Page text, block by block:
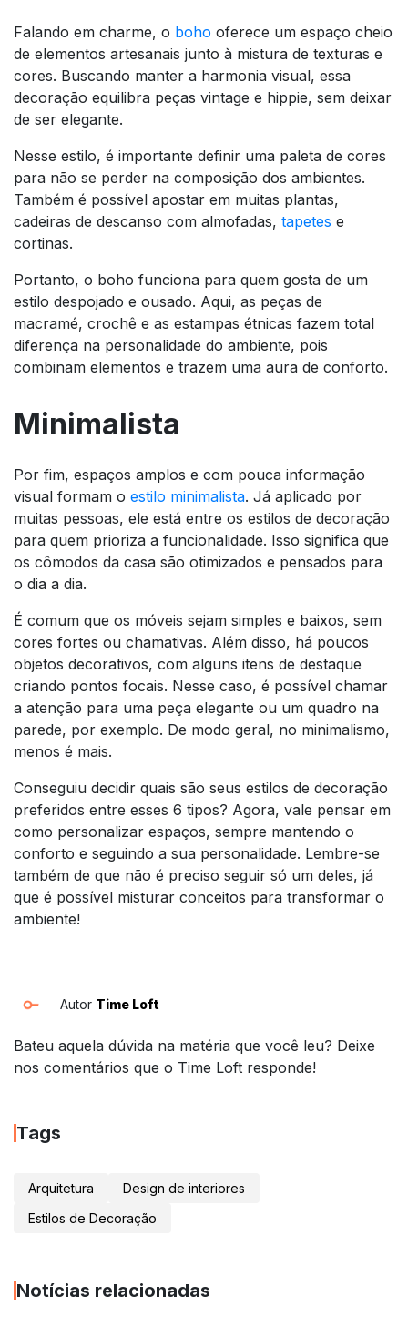
Falando em charme, o boho oferece um espaço cheio
de elementos artesanais junto à mistura de texturas e
cores. Buscando manter a harmonia visual, essa
decoração equilibra peças vintage e hippie, sem deixar
de ser elegante.
Nesse estilo, é importante definir uma paleta de cores
para não se perder na composição dos ambientes.
Também é possível apostar em muitas plantas,
cadeiras de descanso com almofadas, tapetes e
cortinas.
Portanto, o boho funciona para quem gosta de um
estilo despojado e ousado. Aqui, as peças de
macramé, crochê e as estampas étnicas fazem total
diferença na personalidade do ambiente, pois
combinam elementos e trazem uma aura de conforto.
Minimalista
Por fim, espaços amplos e com pouca informação
visual formam o estilo minimalista. Já aplicado por
muitas pessoas, ele está entre os estilos de decoração
para quem prioriza a funcionalidade. Isso significa que
os cômodos da casa são otimizados e pensados para
o dia a dia.
É comum que os móveis sejam simples e baixos, sem
cores fortes ou chamativas. Além disso, há poucos
objetos decorativos, com alguns itens de destaque
criando pontos focais. Nesse caso, é possível chamar
a atenção para uma peça elegante ou um quadro na
parede, por exemplo. De modo geral, no minimalismo,
menos é mais.
Conseguiu decidir quais são seus estilos de decoração
preferidos entre esses 6 tipos? Agora, vale pensar em
como personalizar espaços, sempre mantendo o
conforto e seguindo a sua personalidade. Lembre-se
também de que não é preciso seguir só um deles, já
que é possível misturar conceitos para transformar o
ambiente!
Autor Time Loft
Bateu aquela dúvida na matéria que você leu? Deixe
nos comentários que o Time Loft responde!
Tags
Arquitetura
Design de interiores
Estilos de Decoração
Notícias relacionadas